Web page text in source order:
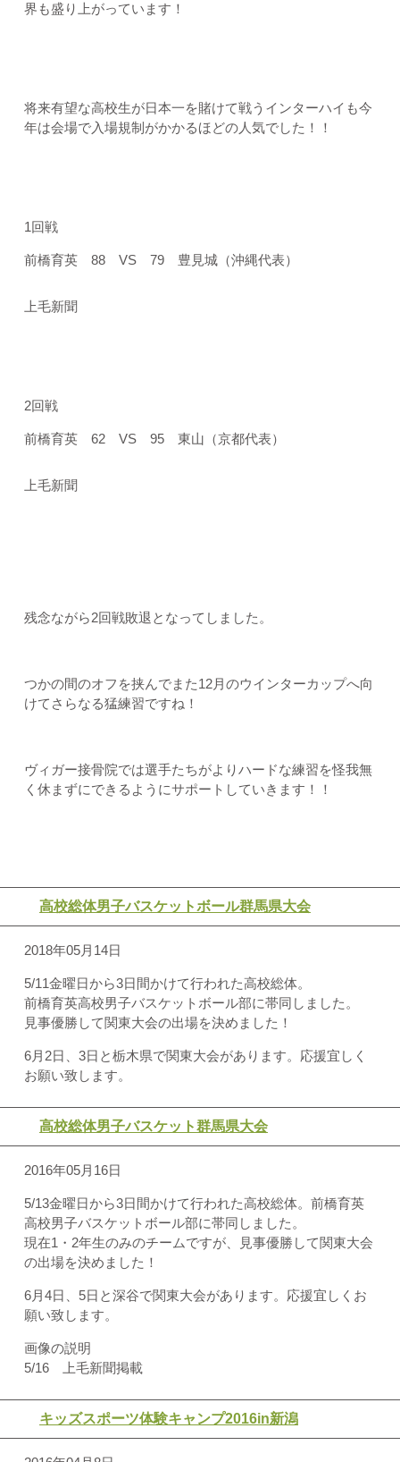
界も盛り上がっています！
将来有望な高校生が日本一を賭けて戦うインターハイも今
年は会場で入場規制がかかるほどの人気でした！！
1回戦
前橋育英 88 VS 79 豊見城（沖縄代表）
上毛新聞
2回戦
前橋育英 62 VS 95 東山（京都代表）
上毛新聞
残念ながら2回戦敗退となってしました。
つかの間のオフを挟んでまた12月のウインターカップへ向
けてさらなる猛練習ですね！
ヴィガー接骨院では選手たちがよりハードな練習を怪我無
く休まずにできるようにサポートしていきます！！
高校総体男子バスケットボール群馬県大会
2018年05月14日
5/11金曜日から3日間かけて行われた高校総体。
前橋育英高校男子バスケットボール部に帯同しました。
見事優勝して関東大会の出場を決めました！
6月2日、3日と栃木県で関東大会があります。応援宜しく
お願い致します。
高校総体男子バスケット群馬県大会
2016年05月16日
5/13金曜日から3日間かけて行われた高校総体。前橋育英
高校男子バスケットボール部に帯同しました。
現在1・2年生のみのチームですが、見事優勝して関東大会
の出場を決めました！
6月4日、5日と深谷で関東大会があります。応援宜しくお
願い致します。
画像の説明
5/16 上毛新聞掲載
キッズスポーツ体験キャンプ2016in新潟